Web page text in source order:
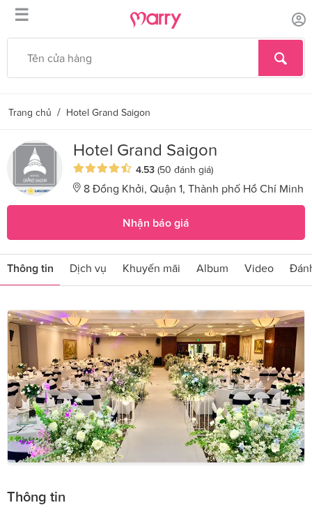
☰
Trang chủ / Hotel Grand Saigon
Hotel Grand Saigon
4.53 (50 đánh giá)
8 Đồng Khởi, Quận 1, Thành phố Hồ Chí Minh
Nhận báo giá
Thông tin Dịch vụ Khuyến mãi Album Video
Thông tin